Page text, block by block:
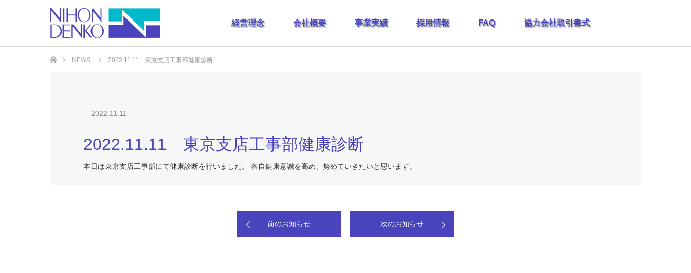
経営理念 会社概要 事業実績 採用情報 FAQ 協力会社取引書式
NEWS
2022.11.11 東京支店工事部健康診断
2022.11.11
2022.11.11 東京支店工事部健康診断
本日は東京支店工事部にて健康診断を行いました。 各自健康意識を高め、努めていきたいと思います。
前のお知らせ 次のお知らせ